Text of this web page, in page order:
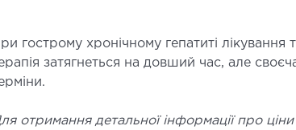
гострому хронічному гепатиті
затягнеться на довший час, але
отримання детальної інформації про